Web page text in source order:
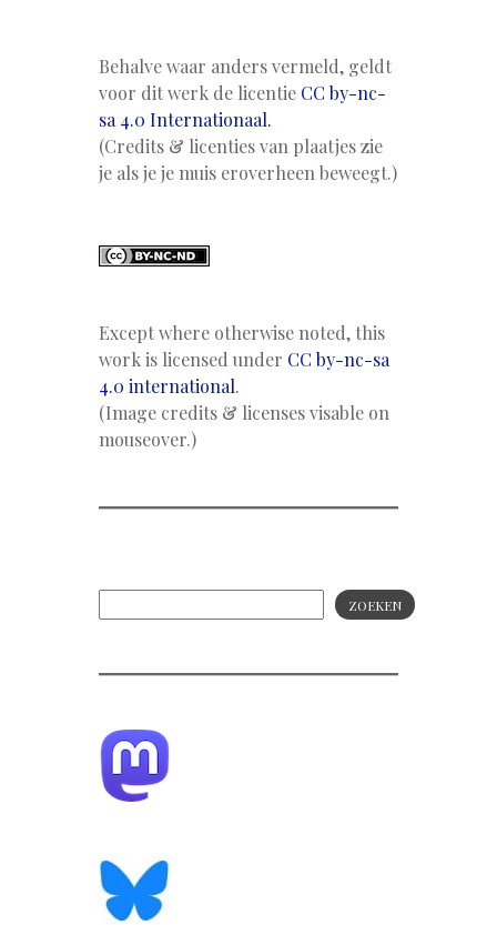
Behalve waar anders vermeld, geldt
voor dit werk de licentie CC by-nc-
sa 4.0 Internationaal.
(Credits & licenties van plaatjes zie
je als je je muis eroverheen beweegt.)
Except where otherwise noted, this
work is licensed under CC by-nc-sa
4.0 international.
(Image credits & licenses visable on
mouseover.)
ZOEKEN